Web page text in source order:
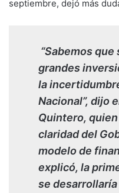
septiembre, dejó más
“Sabemos
grandes
la
Nacional”, dijo
Quintero,
claridad del
modelo de
explicó, la
se